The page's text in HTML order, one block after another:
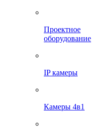
Проектное
оборудование
IP камеры
Камеры 4в1